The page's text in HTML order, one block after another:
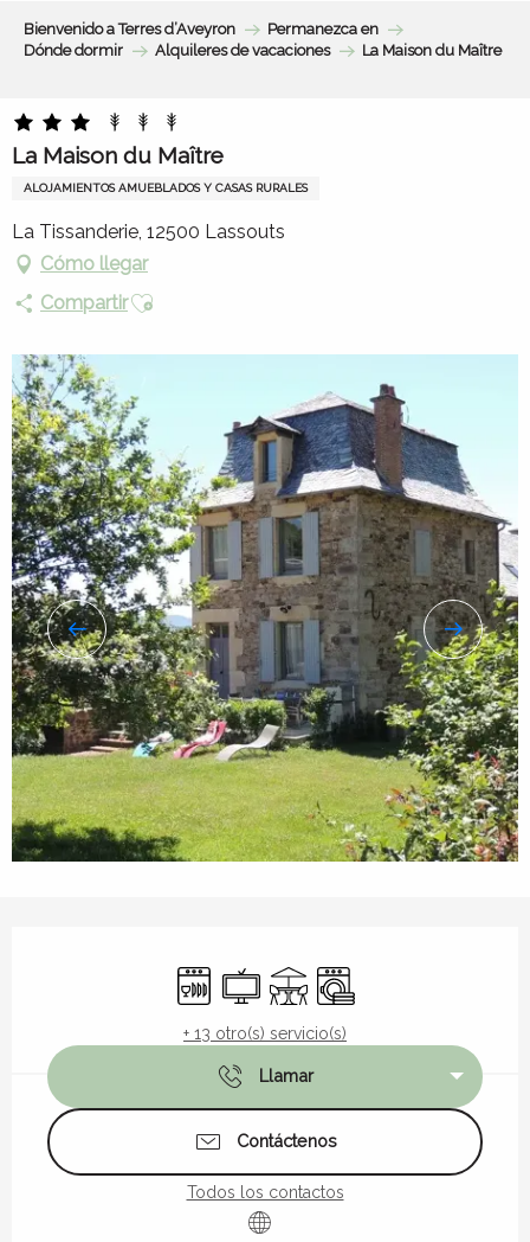
Bienvenido a Terres d’Aveyron
Permanezca en
Dónde dormir
Alquileres de vacaciones La Maison du Maître
La Maison du Maître
ALOJAMIENTOS AMUEBLADOS Y CASAS RURALES
La Tissanderie, 12500 Lassouts
Cómo llegar
CompartirAjouter aux favoris
Lavavajillas
Televisión
TerrazaLavadora
+ 13 otro(s) servicio(s)
Llamar
Contáctenos
Todos los contactos